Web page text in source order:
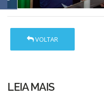
VOLTAR
LEIA MAIS